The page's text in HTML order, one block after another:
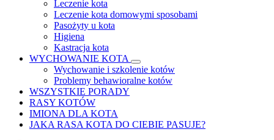
Leczenie kota
Leczenie kota domowymi sposobami
Pasożyty u kota
Higiena
Kastracja kota
WYCHOWANIE KOTA
Wychowanie i szkolenie kotów
Problemy behawioralne kotów
WSZYSTKIE PORADY
RASY KOTÓW
IMIONA DLA KOTA
JAKA RASA KOTA DO CIEBIE PASUJE?